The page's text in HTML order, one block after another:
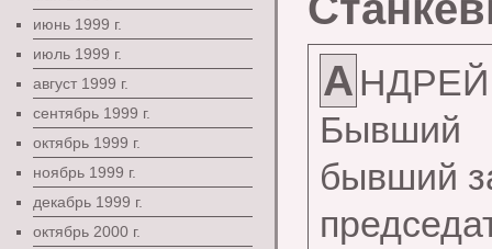
июнь 1999 г.
июль 1999 г.
август 1999 г.
сентябрь 1999 г.
октябрь 1999 г.
ноябрь 1999 г.
декабрь 1999 г.
октябрь 2000 г.
А
Бывший
бывший